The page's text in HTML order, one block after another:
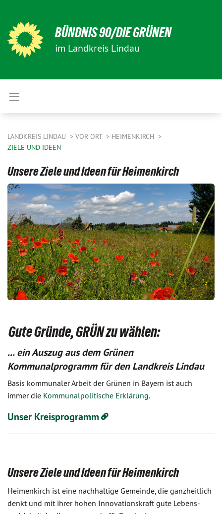
BÜNDNIS 90/DIE GRÜNEN
im Landkreis Lindau
LANDKREIS LINDAU VOR ORT
HEIMENKIRCH
ZIELE UND IDEEN
Unsere Ziele und Ideen für Heimenkirch
Gute Gründe, GRÜN zu wählen:
... ein Auszug aus dem Grünen
Kommunalprogramm für den Landkreis Lindau
Basis kommunaler Arbeit der Grünen in Bayern ist auch
immer die Kommunalpolitische Erklärung.
Unser Kreisprogramm
Unsere Ziele und Ideen für Heimenkirch
Heimenkirch ist eine nachhaltige Gemeinde, die ganzheitlich
denkt und mit ihrer hohen Innovationskraft gute Lebens-